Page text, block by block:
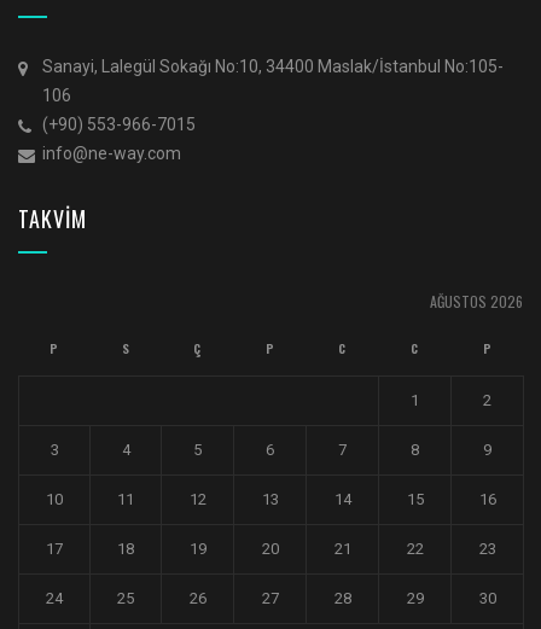
Sanayi, Lalegül Sokağı No:10, 34400 Maslak/İstanbul No:105-
106
(+90) 553-966-7015
info@ne-way.com
TAKVİM
AĞUSTOS 2026
P S Ç P C C P
1 2
3 4 5 6 7 8 9
10 11 12 13 14 15 16
17 18 19 20 21 22 23
24 25 26 27 28 29 30